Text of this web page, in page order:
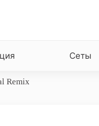
Сеты
Remix